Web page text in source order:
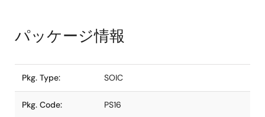
パッケージ情報
Pkg. Type: SOIC
Pkg. Code: PS16